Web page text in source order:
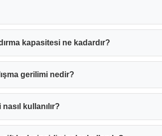
kapasitesi ne kadardır?
gerilimi nedir?
kullanılır?